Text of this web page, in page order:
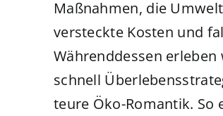
Maßnahmen, die
versteckte Kosten und
Währenddessen
schnell
teure Öko-Romantik. So